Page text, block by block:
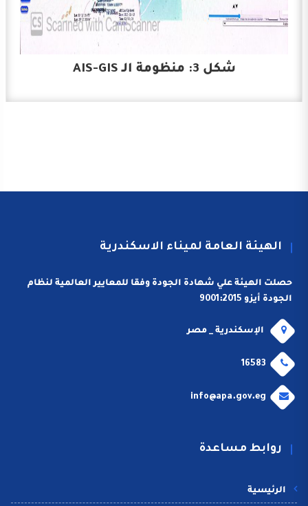
شكل 3: منظومة الـ AIS-GIS
الهيئة العامة لميناء الاسكندرية
حصلت الهيئة علي شهادة الجودة وفقا للمعايير العالمية لنظام
الجودة أيزو 9001:2015
الإسكندرية _ مصر
16583
info@apa.gov.eg
روابط مساعدة
الرئيسية